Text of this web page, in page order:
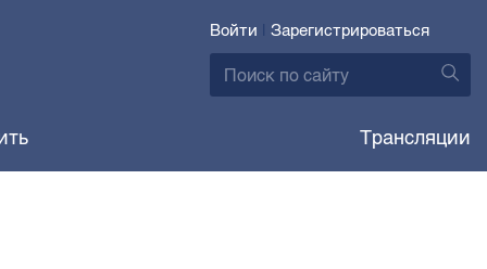
Войти | Зарегистрироваться
Трансляции